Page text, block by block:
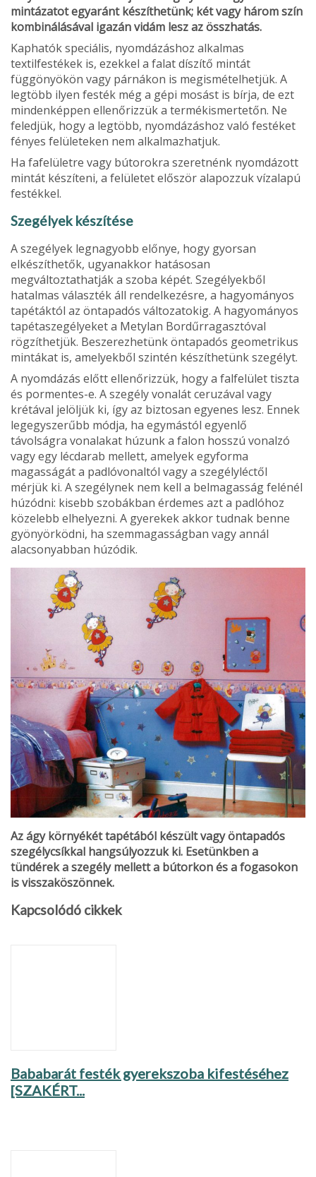
mintázatot egyaránt készíthetünk; két vagy három szín
kombinálásával igazán vidám lesz az összhatás.
Kaphatók speciális, nyomdázáshoz alkalmas
textilfestékek is, ezekkel a falat díszítő mintát
függönyökön vagy párnákon is megismételhetjük. A
legtöbb ilyen festék még a gépi mosást is bírja, de ezt
mindenképpen ellenőrizzük a termékismertetőn. Ne
feledjük, hogy a legtöbb, nyomdázáshoz való festéket
fényes felüle­teken nem alkalmazhatjuk.
Ha fafelületre vagy bútorokra szeretnénk nyom­dázott
mintát készíteni, a felületet először alapoz­zuk vízalapú
festékkel.
Szegélyek készítése
A szegélyek legnagyobb előnye, hogy gyorsan
elkészíthetők, ugyanakkor hatásosan
megváltoztathatják a szoba képét. Szegélyekből
hatalmas vá­laszték áll rendelkezésre, a hagyományos
tapétáktól az öntapadós változatokig. A hagyományos
tapéta­szegélyeket a Metylan Bordűrragasztóval
rögzíthet­jük. Beszerezhetünk öntapadós geometrikus
mintákat is, amelyekből szintén készíthetünk szegélyt.
A nyomdázás előtt ellenőrizzük, hogy a falfelü­let tiszta
és pormentes-e. A szegély vonalát ceruzával vagy
krétával jelöljük ki, így az biztosan egyenes lesz. Ennek
legegyszerűbb módja, ha egymástól egyenlő
távolságra vonalakat húzunk a falon hosszú vonalzó
vagy egy lécdarab mellett, amelyek egyforma
magasságát a padlóvonaltól vagy a szegély­léctől
mérjük ki. A szegélynek nem kell a belmagasság felénél
húzódni: kisebb szobákban érdemes azt a padlóhoz
közelebb elhelyezni. A gyerekek akkor tudnak benne
gyönyörködni, ha szemmagas­ságban vagy annál
alacsonyabban húzódik.
Azágy környékét tapétából készült vagyöntapadós
sze­gélycsíkkal hangsúlyozzuk ki. Esetünkben a
tündérek a sze­gély mellett a bútorkonés a fogasokon
is visszaköszönnek.
Kapcsolódó cikkek
Bababarát festék gyerekszoba kifestéséhez
[SZAKÉRT...